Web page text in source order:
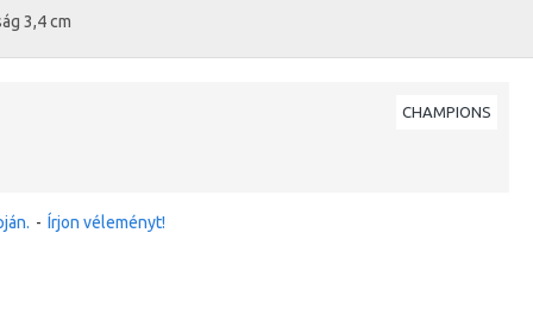
3,4 cm
CHAMPIONS
- Írjon véleményt!